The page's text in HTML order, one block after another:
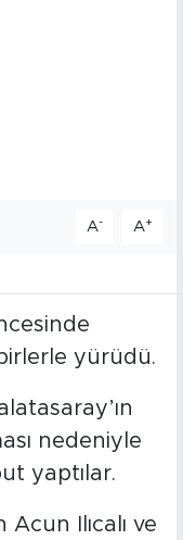
A- A+
yürüdü.
nedeniyle
yaptılar.
Ilıcalı ve